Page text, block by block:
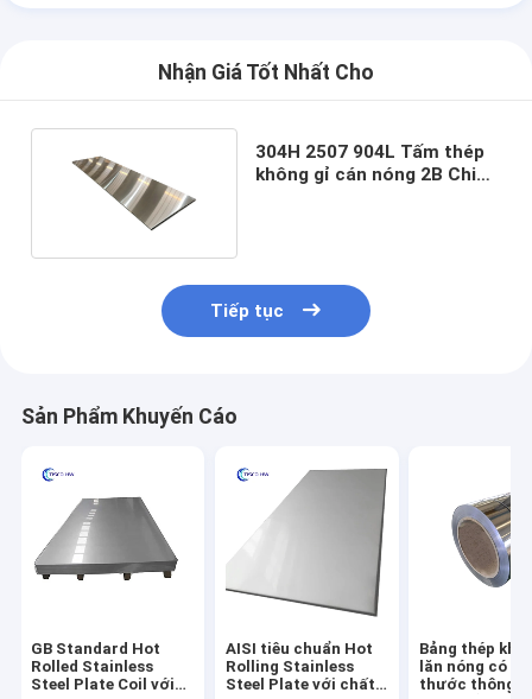
Nhận Giá Tốt Nhất Cho
304H 2507 904L Tấm thép
không gỉ cán nóng 2B Chiều
Tiếp tục
Sản Phẩm Khuyến Cáo
GB Standard Hot
Rolled Stainless
Steel Plate Coil với
AISI tiêu chuẩn Hot
Rolling Stainless
Steel Plate với chất
Bảng thép
lăn nóng có
thước thông